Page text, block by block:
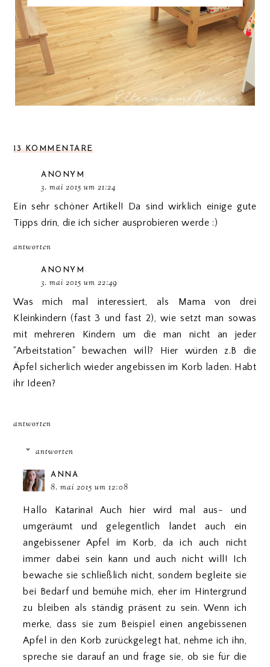
13 KOMMENTARE
ANONYM
3. mai 2015 um 21:24
Ein sehr schöner Artikel! Da sind wirklich einige gute
Tipps drin, die ich sicher ausprobieren werde :)
antworten
ANONYM
3. mai 2015 um 22:49
Was mich mal interessiert, als Mama von drei
Kleinkindern (fast 3 und fast 2), wie setzt man sowas
mit mehreren Kindern um die man nicht an jeder
"Arbeitstation" bewachen will? Hier würden z.B die
Äpfel sicherlich wieder angebissen im Korb laden. Habt
ihr Ideen?
antworten
antworten
ANNA
8. mai 2015 um 12:08
Hallo Katarina! Auch hier wird mal aus- und
umgeräumt und gelegentlich landet auch ein
angebissener Apfel im Korb, da ich auch nicht
immer dabei sein kann und auch nicht will! Ich
bewache sie schließlich nicht, sondern begleite sie
bei Bedarf und bemühe mich, eher im Hintergrund
zu bleiben als ständig präsent zu sein. Wenn ich
merke, dass sie zum Beispiel einen angebissenen
Apfel in den Korb zurückgelegt hat, nehme ich ihn,
spreche sie darauf an und frage sie, ob sie für die